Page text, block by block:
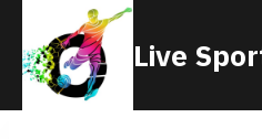
content
Live